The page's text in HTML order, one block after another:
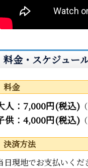
料金・スケジュー
料金
人：7,000円(税込)
供：4,000円(税込)
決済方法
日現地でお支払いくだ